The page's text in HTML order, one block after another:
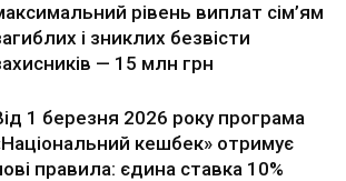
рівень виплат сім’ям
і зниклих безвісти
— 15 млн грн
1 березня 2026 року програма
кешбек» отримує
правила: єдина ставка 10%